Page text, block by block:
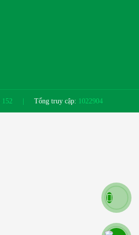
152 Tổng truy cập: 1022904